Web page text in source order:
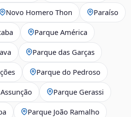
Novo Homero Thon Paraíso
Parque América
Parque das Garças
Parque do Pedroso
Parque Gerassi
Parque João Ramalho